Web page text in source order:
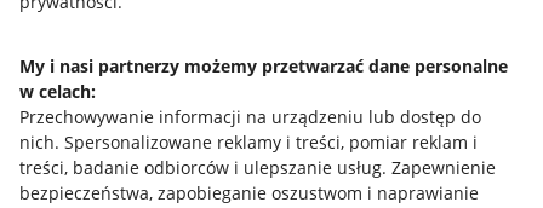
My i nasi partnerzy możemy przetwarzać dane personalne
w celach:
Przechowywanie informacji na urządzeniu lub dostęp do
nich. Spersonalizowane reklamy i treści, pomiar reklam i
treści, badanie odbiorców i ulepszanie usług. Zapewnienie
bezpieczeństwa, zapobieganie oszustwom i naprawianie
Jak to działa
Allegro Gadane dla sprzedających
Allegro Gadane dla kupujących
Mapa miejscowości